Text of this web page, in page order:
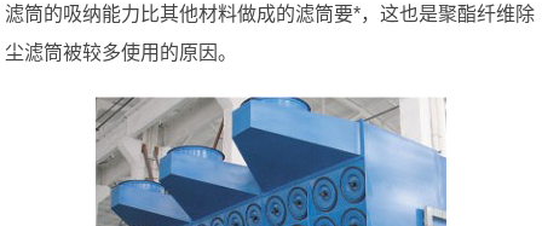
滤筒的吸纳能力比其他材料做成的滤筒要*，这也是聚酯纤维除
尘滤筒被较多使用的原因。